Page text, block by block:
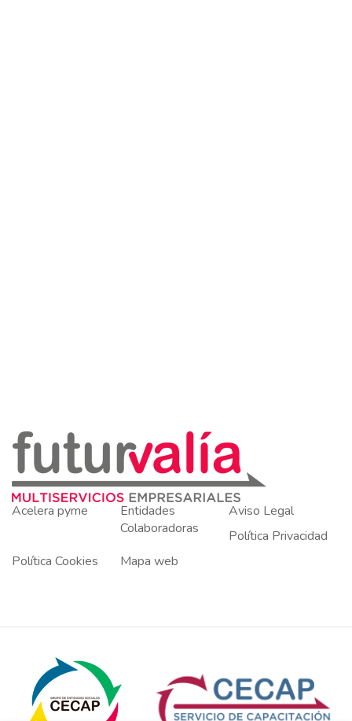
Acelera pyme
Entidades
Colaboradoras
Aviso Legal
Política Privacidad
Política Cookies
Mapa web